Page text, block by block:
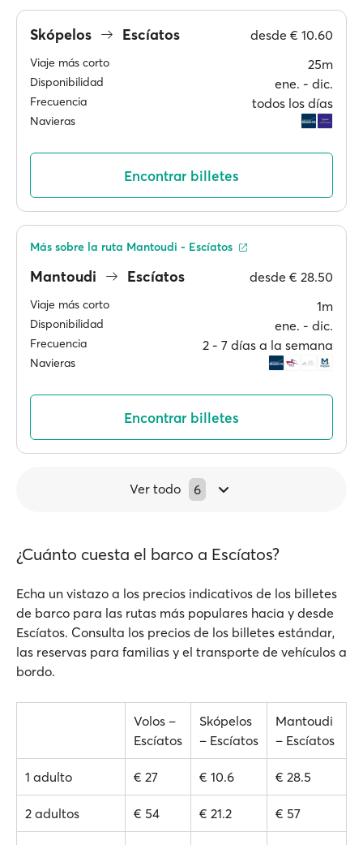
Skópelos Escíatos desde € 10.60
Viaje más corto 25m
Disponibilidad ene. ‐ dic.
Frecuencia todos los días
Navieras
Encontrar billetes
Mantoudi Escíatos desde € 28.50
Viaje más corto 1m
Disponibilidad ene. ‐ dic.
Frecuencia 2 ‐ 7 días a la semana
Navieras
Más sobre la ruta Mantoudi - Escíatos
Encontrar billetes
Ver todo 6
¿Cuánto cuesta el barco a Escíatos?
Echa un vistazo a los precios indicativos de los billetes
de barco para las rutas más populares hacia y desde
Escíatos. Consulta los precios de los billetes estándar,
las reservas para familias y el transporte de vehículos a
bordo.
Volos –
Escíatos
Skópelos
– Escíatos
Mantoudi
– Escíatos
1 adulto € 27 € 10.6 € 28.5
2 adultos € 54 € 21.2 € 57